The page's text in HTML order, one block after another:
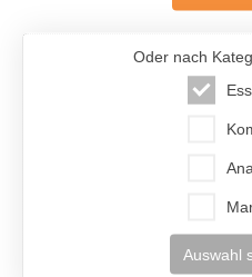
mit über 12.400
Oder nach
Auswahl